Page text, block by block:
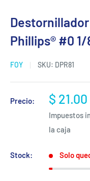
Phillips® #0 1/
FOY SKU: DPR81
Precio:
Precio
de
venta
$ 21.00
Impuestos
la caja
Stock: Solo